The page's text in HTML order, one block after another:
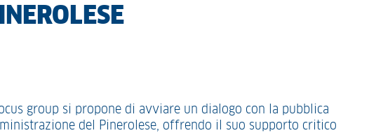
group si propone di avviare un dialogo con la pubblica
del Pinerolese, offrendo il suo supporto critico